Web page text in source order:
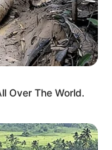
Over The World.